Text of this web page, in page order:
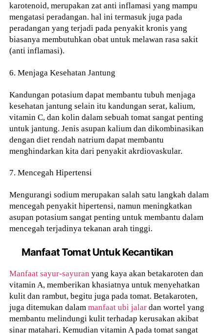
karotenoid, merupakan zat anti inflamasi yang mampu
mengatasi peradangan. hal ini termasuk juga pada
peradangan yang terjadi pada penyakit kronis yang
biasanya membutuhkan obat untuk melawan rasa sakit
(anti inflamasi).
6. Menjaga Kesehatan Jantung
Kandungan potasium dapat membantu tubuh menjaga
kesehatan jantung selain itu kandungan serat, kalium,
vitamin C, dan kolin dalam sebuah tomat sangat penting
untuk jantung. Jenis asupan kalium dan dikombinasikan
dengan diet rendah natrium dapat membantu
menghindarkan kita dari penyakit akrdiovaskular.
7. Mencegah Hipertensi
Mengurangi sodium merupakan salah satu langkah dalam
mencegah penyakit hipertensi, namun meningkatkan
asupan potasium sangat penting untuk membantu dalam
mencegah terjadinya tekanan arah tinggi.
Manfaat Tomat Untuk Kecantikan
Manfaat sayur-sayuran yang kaya akan betakaroten dan
vitamin A, memberikan khasiatnya untuk menyehatkan
kulit dan rambut, begitu juga pada tomat. Betakaroten,
juga ditemukan dalammanfaat ubi jalar dan wortel yang
membantu melindungi kulit terhadap kerusakan akibat
sinar matahari. Kemudian vitamin A pada tomat sangat